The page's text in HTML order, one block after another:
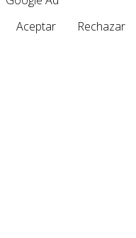
Aceptar
Rechazar